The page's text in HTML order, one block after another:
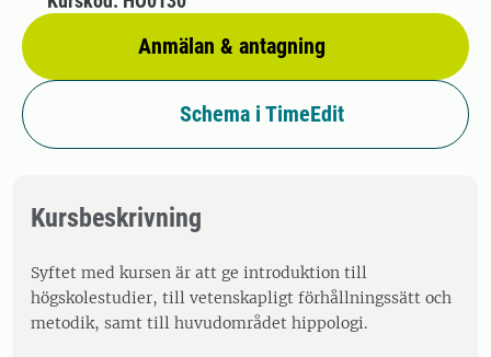
Anmälan & antagning
Schema i TimeEdit
Kursbeskrivning
Syftet med kursen är att ge introduktion till
högskolestudier, till vetenskapligt förhållningssätt och
metodik, samt till huvudområdet hippologi.